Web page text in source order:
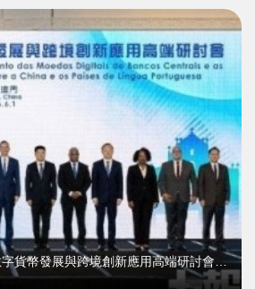
中國—葡語國家央行數字貨幣發展與跨境創新應用高端研討會圓滿舉行